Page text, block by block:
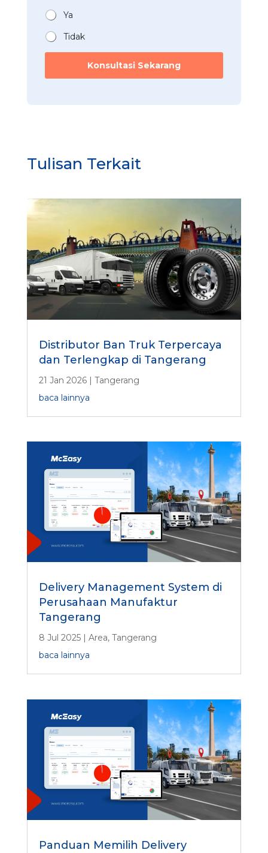
n
Ya
Tidak
Konsultasi Sekarang
Tulisan Terkait
Distributor Ban Truk Terpercaya
dan Terlengkap di Tangerang
21 Jan 2026| Tangerang
baca lainnya
Delivery Management System di
Perusahaan Manufaktur
Tangerang
8 Jul 2025| Area, Tangerang
baca lainnya
Panduan Memilih Delivery